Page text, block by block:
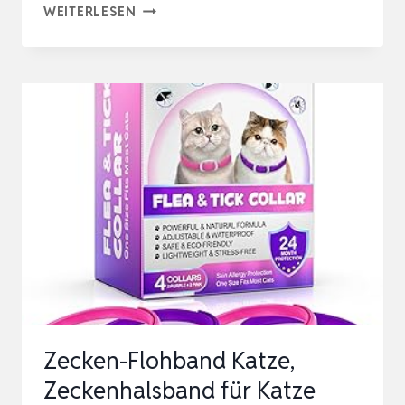
WEITERLESEN ZECKENHALSBAND
STÜCK,
FLOHHALSBAND
HUNDE,
FLOH
UND
ZECKENHALSBAND
HUND,
ZECKENSCHUT…
Zecken-Flohband Katze,
Zeckenhalsband für Katze